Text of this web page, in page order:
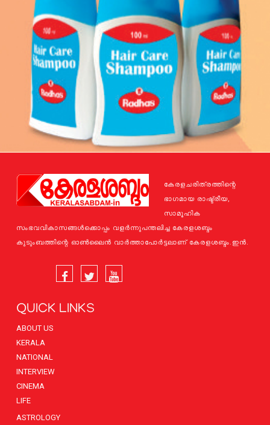
കേരളചരിത്രത്തിന്റെ
ഭാഗമായ രാഷ്ട്രീയ,
സാമൂഹിക
സംഭവവികാസങ്ങള്‍ക്കൊപ്പം വളര്‍ന്നുപന്തലിച്ച കേരളശബ്ദം
കുടുംബത്തിന്റെ ഓണ്‍ലൈന്‍ വാര്‍ത്താപോര്‍ട്ടലാണ് കേരളശബ്ദം.ഇന്‍.
QUICK LINKS
ABOUT US
KERALA
NATIONAL
INTERVIEW
CINEMA
LIFE
ASTROLOGY